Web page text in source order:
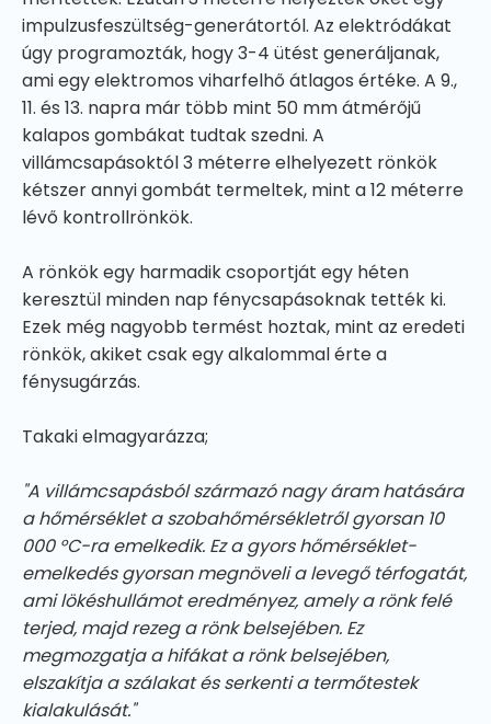
impulzusfeszültség-generátortól. Az elektródákat
úgy programozták, hogy 3-4 ütést generáljanak,
ami egy elektromos viharfelhő átlagos értéke. A 9.,
11. és 13. napra már több mint 50 mm átmérőjű
kalapos gombákat tudtak szedni. A
villámcsapásoktól 3 méterre elhelyezett rönkök
kétszer annyi gombát termeltek, mint a 12 méterre
lévő kontrollrönkök.
A rönkök egy harmadik csoportját egy héten
keresztül minden nap fénycsapásoknak tették ki.
Ezek még nagyobb termést hoztak, mint az eredeti
rönkök, akiket csak egy alkalommal érte a
fénysugárzás.
Takaki elmagyarázza;
"A villámcsapásból származó nagy áram hatására
a hőmérséklet a szobahőmérsékletről gyorsan 10
000 °C-ra emelkedik. Ez a gyors hőmérséklet-
emelkedés gyorsan megnöveli a levegő térfogatát,
ami lökéshullámot eredményez, amely a rönk felé
terjed, majd rezeg a rönk belsejében. Ez
megmozgatja a hifákat a rönk belsejében,
elszakítja a szálakat és serkenti a termőtestek
kialakulását."